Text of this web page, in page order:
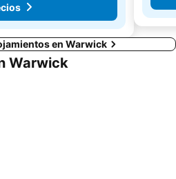
en Warwick
Warwick